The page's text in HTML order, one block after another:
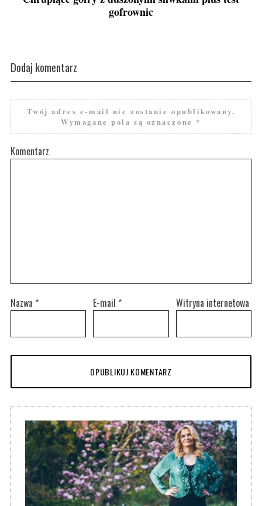
gofrownic
Dodaj komentarz
Twój adres e-mail nie zostanie opublikowany.
Wymagane pola są oznaczone *
Komentarz
Nazwa * E-mail * Witryna internetowa